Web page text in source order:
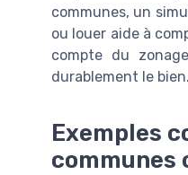
communes, un
ou louer aide à
compte du
durablement le bien.
Exemples
communes